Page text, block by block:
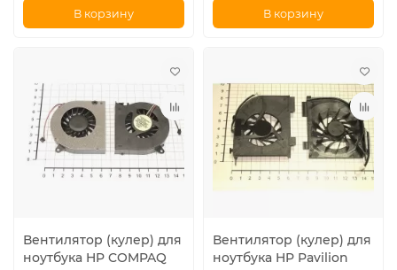
В корзину В корзину
Вентилятор (кулер) для
ноутбука HP COMPAQ
Вентилятор (кулер) для
ноутбука HP Pavilion